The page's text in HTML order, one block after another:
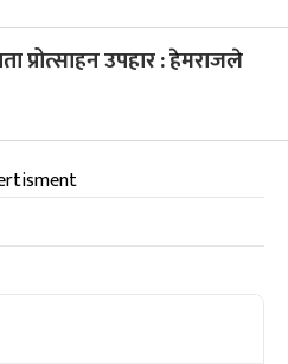
प्रोत्साहन उपहार : हेमराजले